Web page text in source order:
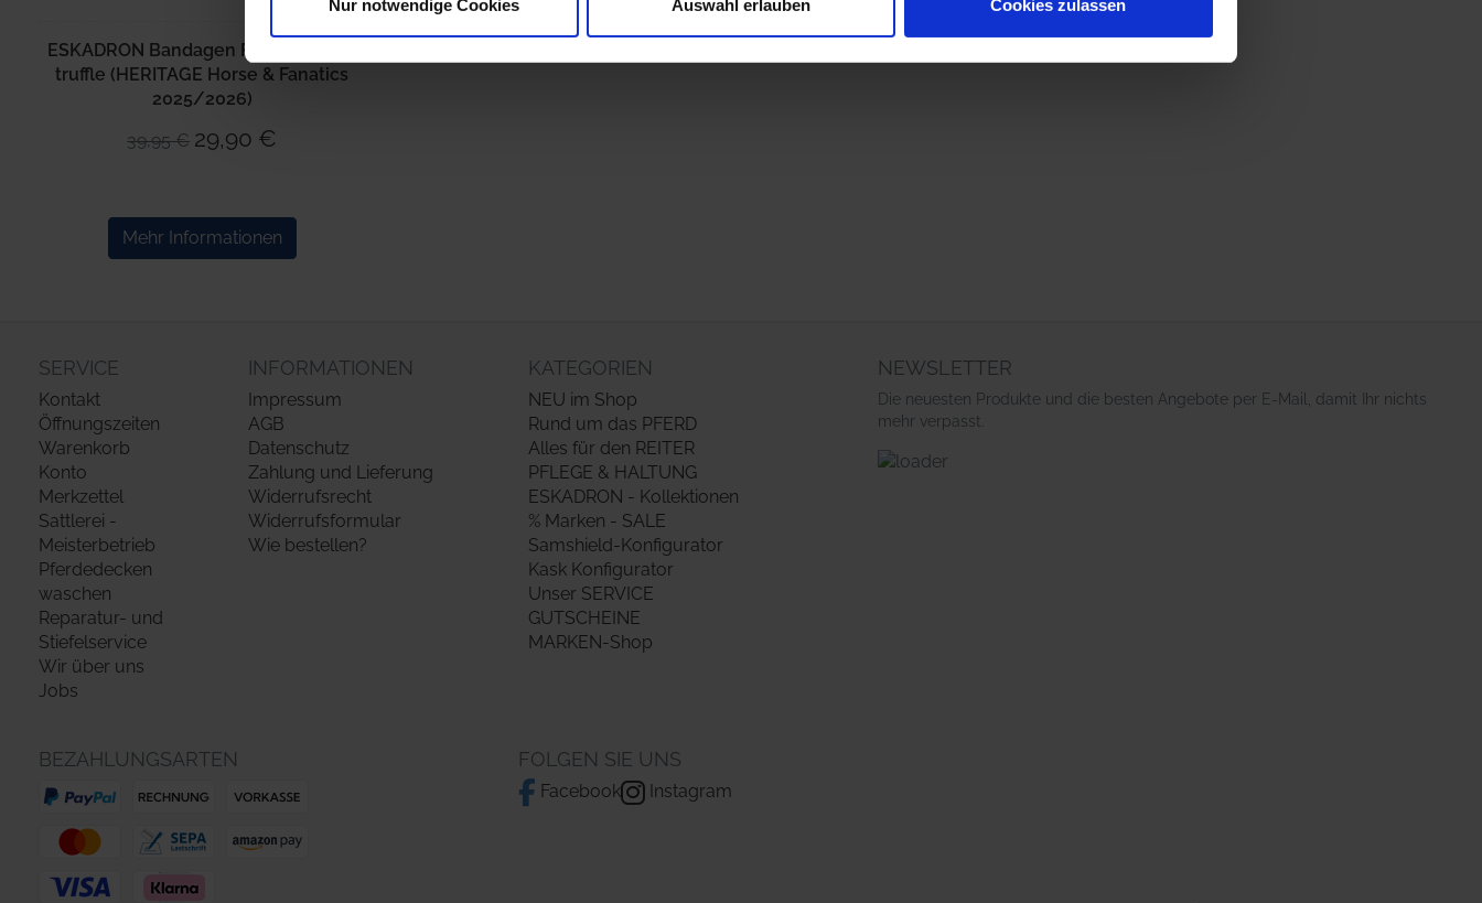
der Dienste gesammelt haben.
Nur notwendige Cookies Auswahl erlauben Cookies zulassen
ESKADRON Bandagen FLEECE black
truffle (HERITAGE Horse & Fanatics
2025/2026)
39,95 € 29,90 €
Mehr Informationen
SERVICE
Kontakt
Öffnungszeiten
Warenkorb
Konto
Merkzettel
Sattlerei -
Meisterbetrieb
Pferdedecken
waschen
Reparatur- und
Stiefelservice
Wir über uns
Jobs
INFORMATIONEN
Impressum
AGB
Datenschutz
Zahlung und Lieferung
Widerrufsrecht
Widerrufsformular
Wie bestellen?
KATEGORIEN
NEU im Shop
Rund um das PFERD
Alles für den REITER
PFLEGE & HALTUNG
ESKADRON - Kollektionen
% Marken - SALE
Samshield-Konfigurator
Kask Konfigurator
Unser SERVICE
GUTSCHEINE
MARKEN-Shop
NEWSLETTER
Die neuesten Produkte und die besten Angebote per E-Mail, damit Ihr nichts
mehr verpasst.
BEZAHLUNGSARTEN FOLGEN SIE UNS
Facebook Instagram